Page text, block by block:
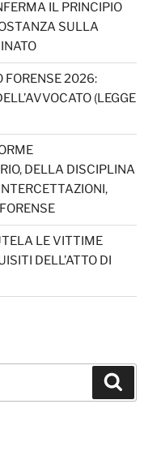
IL PRINCIPIO
SULLA
FORENSE 2026:
(LEGGE
DELLA DISCIPLINA
LE VITTIME
DELL’ATTO DI